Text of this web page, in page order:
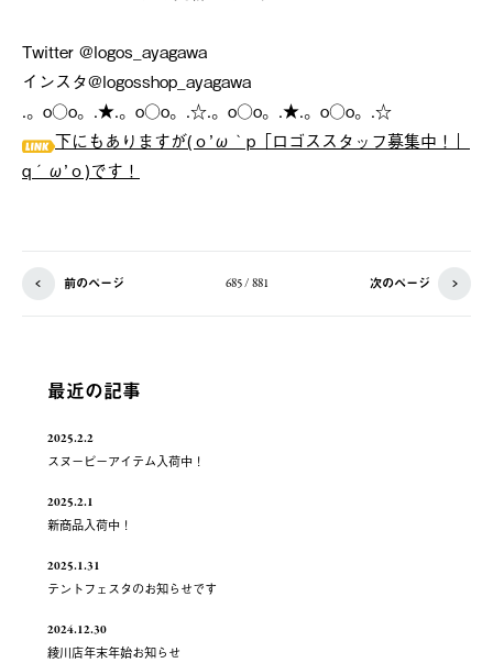
Twitter @logos_ayagawa
インスタ@logosshop_ayagawa
.。o○o。.★.。o○o。.☆.。o○o。.★.。o○o。.☆
下にもありますが(ｏ’ω｀p「ロゴススタッフ募集中！」
q´ω’ｏ)です！
前のページ 685 / 881 次のページ
最近の記事
2025.2.2
スヌーピーアイテム入荷中！
2025.2.1
新商品入荷中！
2025.1.31
テントフェスタのお知らせです
2024.12.30
綾川店年末年始お知らせ